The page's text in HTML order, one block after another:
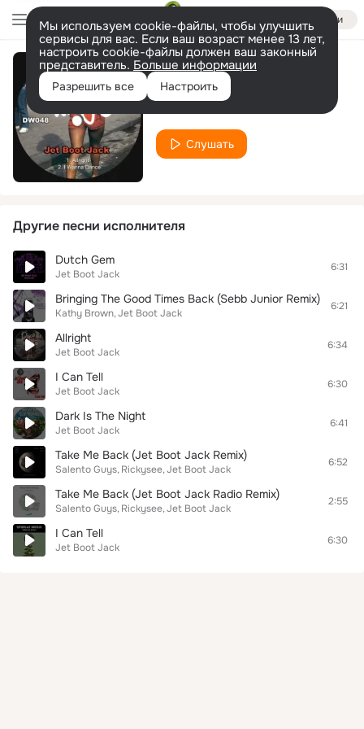
Войти
Мы используем cookie-файлы, чтобы улучшить
сервисы для вас. Если ваш возраст менее 13 лет,
настроить cookie-файлы должен ваш законный
представитель. Больше информации
Разрешить все Настроить
I Wanna Dance
Слушать
Другие песни исполнителя
Dutch Gem
Jet Boot Jack
6:31
Bringing The Good Times Back (Sebb Junior Remix)
Kathy Brown Jet Boot Jack
6:21
Allright
Jet Boot Jack
6:34
I Can Tell
Jet Boot Jack
6:30
Dark Is The Night
Jet Boot Jack
6:41
Take Me Back (Jet Boot Jack Remix)
Salento Guys Rickysee Jet Boot Jack
6:52
Take Me Back (Jet Boot Jack Radio Remix)
Salento Guys Rickysee Jet Boot Jack
2:55
I Can Tell
Jet Boot Jack
6:30